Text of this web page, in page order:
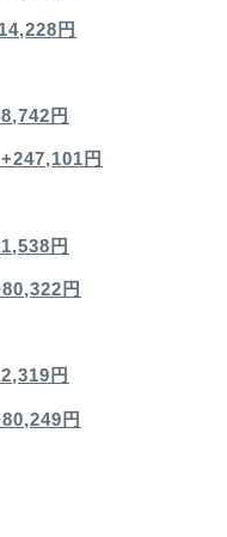
円
円
円
円
円
円
円